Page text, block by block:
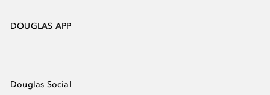
DOUGLAS APP
Douglas Social